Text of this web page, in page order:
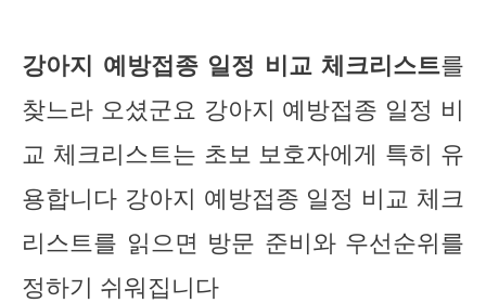
강아지 예방접종 일정 비교 체크리스트를
찾느라 오셨군요 강아지 예방접종 일정 비
교 체크리스트는 초보 보호자에게 특히 유
용합니다 강아지 예방접종 일정 비교 체크
리스트를 읽으면 방문 준비와 우선순위를
정하기 쉬워집니다